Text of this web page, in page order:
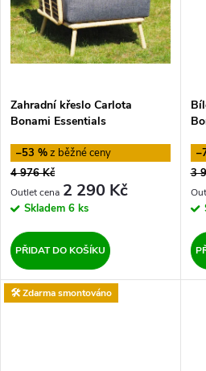
Zahradní křeslo Carlota
Bonami Essentials
–53 %
4 976 Kč
2 290 Kč
Skladem 6 ks
PŘIDAT DO KOŠÍKU
3
🛠️ Zdarma smontováno